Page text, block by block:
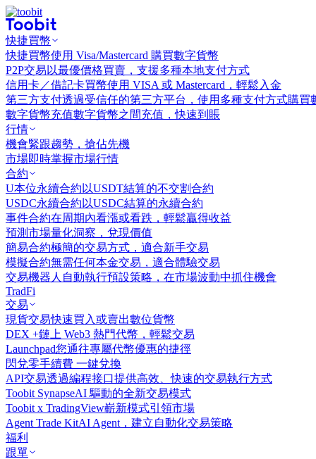
快捷買幣
快捷買幣使用 Visa/Mastercard 購買數字貨幣
P2P交易 以最優價格買賣，支援多種本地支付方式
信用卡／借記卡買幣使用 VISA 或 Mastercard，輕鬆入金
第三方支付透過受信任的第三方平台，使用多種支付方式購買
數字貨幣充值數字貨幣之間充值，快速到賬
行情
機會緊跟趨勢，搶佔先機
市場即時掌握市場行情
合約
U本位永續合約 以USDT結算的不交割合約
USDC永續合約 以USDC結算的永續合約
事件合約在周期內看漲或看跌，輕鬆贏得收益
預測市場量化洞察，兌現價值
簡易合約極簡的交易方式，適合新手交易
模擬合約無需任何本金交易，適合體驗交易
交易機器人 自動執行預設策略，在市場波動中抓住機會
TradFi
交易
現貨交易快速買入或賣出數位貨幣
DEX +鏈上 Web3 熱門代幣，輕鬆交易
Launchpad您通往專屬代幣優惠的捷徑
閃兌零手續費 一鍵兌換
API交易透過編程接口提供高效、快速的交易執行方式
Toobit SynapseAI 驅動的全新交易模式
Toobit x TradingView嶄新模式引領市場
Agent Trade KitAI Agent，建立自動化交易策略
福利
跟單